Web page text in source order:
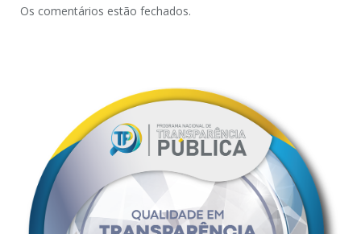
Os comentários estão fechados.